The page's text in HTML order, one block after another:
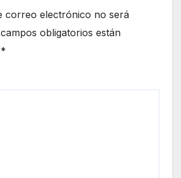
correo electrónico no será
obligatorios están
*